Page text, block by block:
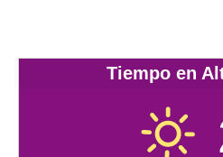
Tiempo en